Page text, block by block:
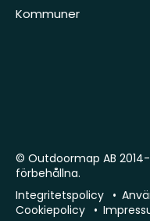
Kommuner
© Outdoormap AB
förbehållna.
Integritetspolicy
Cookiepolicy